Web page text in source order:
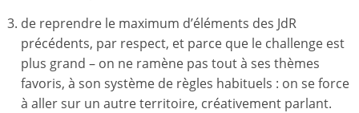
de reprendre le maximum d’éléments des JdR
précédents, par respect, et parce que le challenge est
plus grand – on ne ramène pas tout à ses thèmes
favoris, à son système de règles habituels : on se force
à aller sur un autre territoire, créativement parlant.